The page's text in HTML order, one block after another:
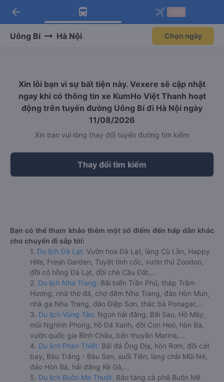
Tải app Vexere ngay!
Nhận ưu đãi thành viên độc
Mở app
Tải app Vexere
-30k/ghế khi đặt vé máy bay qua
Mở app
arrow_back
Uông Bí Hà Nội Chọn ngày
Xin lỗi bạn vì sự bất tiện này. Vexere sẽ cập nhật
ngay khi có thông tin xe KumHo Việt Thanh hoạt
động trên tuyến đường Uông Bí đi Hà Nội ngày
11/08/2026
Xin bạn vui lòng thay đổi tuyến đường tìm kiếm
Thay đổi tìm kiếm
Bạn có thể tham khảo thêm một số điểm đến hấp dẫn khác
cho chuyến đi sắp tới:
1. Du lịch Đà Lạt: Vườn hoa Đà Lạt, làng Cù Lần, Happy
Hills, Fresh Garden, Tuyệt tình cốc, vườn thú Zoodoo,
đồi cỏ hồng Đà Lạt, đồi chè Cầu Đất,...
2. Du lịch Nha Trang: Bãi biển Trần Phú, tháp Trầm
Hương, nhà thờ đá, chợ đêm Nha Trang, đảo Hòn Mun,
nhà ga Nha Trang, đảo Điệp Sơn, thác bà Ponagar,...
3. Du lịch Vũng Tàu: Ngọn hải đăng, Bãi Sau, Hồ Mây,
mũi Nghinh Phong, hồ Đá Xanh, đồi Con Heo, hòn Bà,
vườn quốc gia Bình Châu, bến thuyền Marina,...
4. Du lịch Phan Thiết: Bãi đá Ông Địa, hòn Rơm, đồi cát
bay, Bàu Trắng - Bàu Sen, suối Tiên, làng chài Mũi Né,
đảo Hòn Bà, hải đăng Kê Gà,...
5. Du lịch Buôn Ma Thuột: Bảo tàng cà phê Buôn Mê